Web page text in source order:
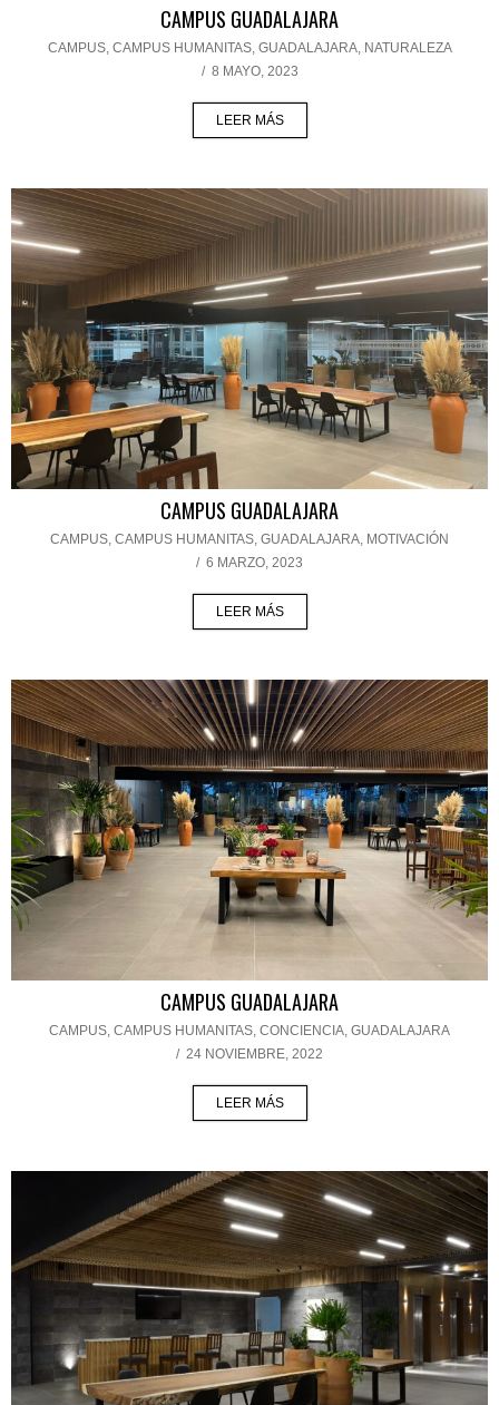
CAMPUS GUADALAJARA
CAMPUS, CAMPUS HUMANITAS, GUADALAJARA, NATURALEZA
/ 8 MAYO, 2023
LEER MÁS
CAMPUS GUADALAJARA
CAMPUS, CAMPUS HUMANITAS, GUADALAJARA, MOTIVACIÓN
/ 6 MARZO, 2023
LEER MÁS
CAMPUS GUADALAJARA
CAMPUS, CAMPUS HUMANITAS, CONCIENCIA, GUADALAJARA
/ 24 NOVIEMBRE, 2022
LEER MÁS